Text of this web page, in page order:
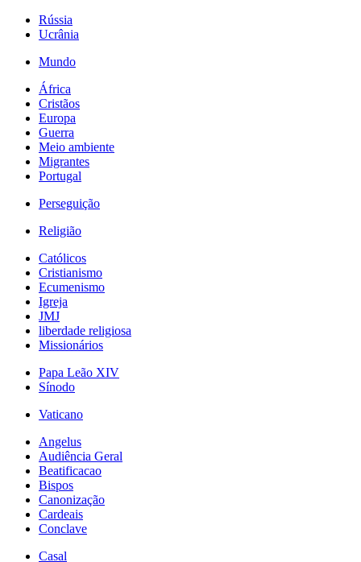
Rússia
Ucrânia
Mundo
África
Cristãos
Europa
Guerra
Meio ambiente
Migrantes
Portugal
Perseguição
Religião
Católicos
Cristianismo
Ecumenismo
Igreja
JMJ
liberdade religiosa
Missionários
Papa Leão XIV
Sínodo
Vaticano
Angelus
Audiência Geral
Beatificacao
Bispos
Canonização
Cardeais
Conclave
Casal